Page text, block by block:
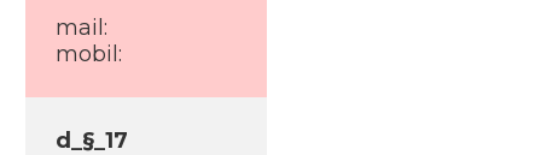
mail:
mobil:
d_§_17